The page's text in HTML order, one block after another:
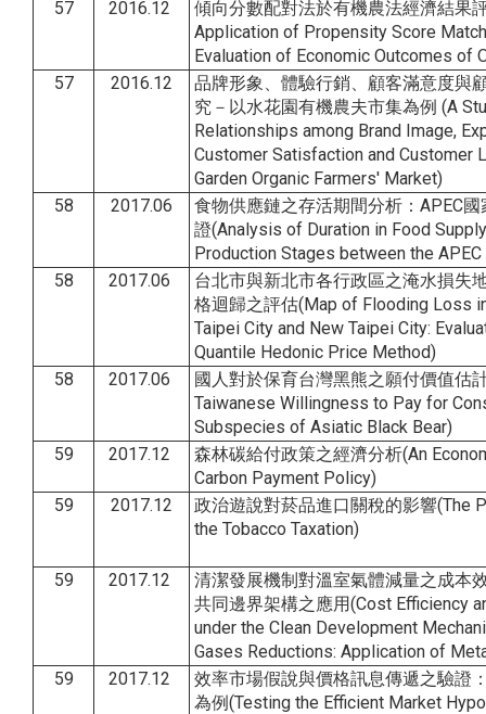
57 2016.12
傾向分數配對法於有機農法經濟結果
Application of Propensity Score
Evaluation of Economic Outcomes of
57
2016.12
品牌形象、體驗行銷、顧客滿意度與
究－以水花園有機農夫市集為例 (A
Relationships among Brand Image,
Customer Satisfaction and Customer
Garden Organic Farmers' Market)
58
2017.06
食物供應鏈之存活期間分析：APEC
證(Analysis of Duration in Food
Production Stages between the
58
2017.06
台北市與新北市各行政區之淹水損失
格迴歸之評估(Map of Flooding Loss
Taipei City and New Taipei City:
Quantile Hedonic Price Method)
58
2017.06
國人對於保育台灣黑熊之願付價值估
Taiwanese Willingness to Pay for
Subspecies of Asiatic Black Bear)
59
2017.12
森林碳給付政策之經濟分析(An
Carbon Payment Policy)
59
2017.12
政治遊說對菸品進口關稅的影響(The
the Tobacco Taxation)
59 2017.12
清潔發展機制對溫室氣體減量之成本
共同邊界架構之應用(Cost Efficiency
under the Clean Development
Gases Reductions: Application of
59
2017.12
效率市場假說與價格訊息傳遞之驗證
為例(Testing the Efficient Market